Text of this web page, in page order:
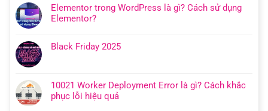
Elementor trong WordPress là gì? Cách sử dụng
Elementor?
Black Friday 2025
10021 Worker Deployment Error là gì? Cách khắc
phục lỗi hiệu quả